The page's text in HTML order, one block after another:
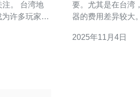
湾地
许多玩家的
要。尤其是在台湾
器的费用差异较大
托管台湾服务器的
2025年11月4日